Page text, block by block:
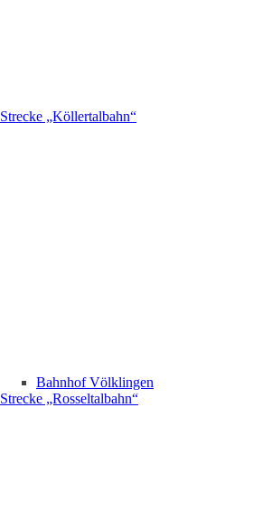
Strecke „Köllertalbahn“
Bahnhof Völklingen
Strecke „Rosseltalbahn“